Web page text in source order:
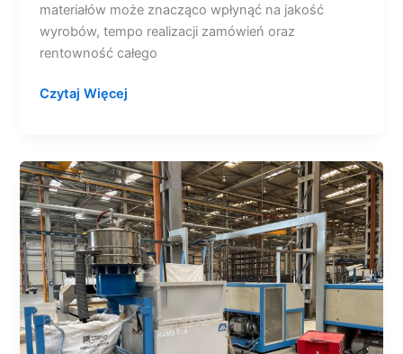
materiałów może znacząco wpłynąć na jakość
wyrobów, tempo realizacji zamówień oraz
rentowność całego
Czytaj Więcej
Rewolucja
w
obniżaniu
kosztów
eksploatacji
waterjetów.
Jak
system
RAMS